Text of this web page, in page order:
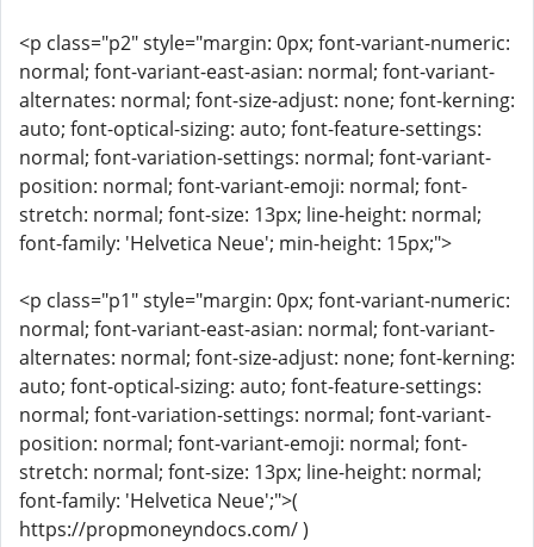
<p class="p2" style="margin: 0px; font-variant-numeric:
normal; font-variant-east-asian: normal; font-variant-
alternates: normal; font-size-adjust: none; font-kerning:
auto; font-optical-sizing: auto; font-feature-settings:
normal; font-variation-settings: normal; font-variant-
position: normal; font-variant-emoji: normal; font-
stretch: normal; font-size: 13px; line-height: normal;
font-family: 'Helvetica Neue'; min-height: 15px;">
<p class="p1" style="margin: 0px; font-variant-numeric:
normal; font-variant-east-asian: normal; font-variant-
alternates: normal; font-size-adjust: none; font-kerning:
auto; font-optical-sizing: auto; font-feature-settings:
normal; font-variation-settings: normal; font-variant-
position: normal; font-variant-emoji: normal; font-
stretch: normal; font-size: 13px; line-height: normal;
font-family: 'Helvetica Neue';">(
https://propmoneyndocs.com/ )